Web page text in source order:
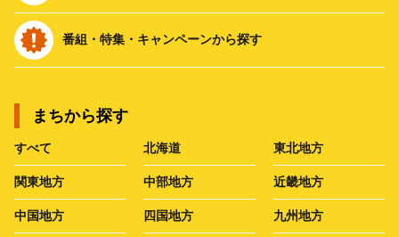
番組・特集・キャンペーンから探す
まちから探す
すべて 北海道 東北地方
関東地方 中部地方 近畿地方
中国地方 四国地方 九州地方